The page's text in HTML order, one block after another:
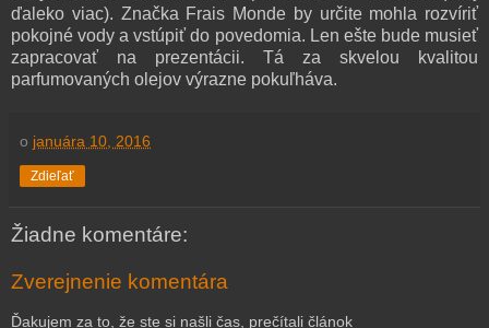
ďaleko viac). Značka Frais Monde by určite mohla rozvíriť
pokojné vody a vstúpiť do povedomia. Len ešte bude musieť
zapracovať na prezentácii. Tá za skvelou kvalitou
parfumovaných olejov výrazne pokuľháva.
o januára 10, 2016
Zdieľať
Žiadne komentáre:
Zverejnenie komentára
Ďakujem za to, že ste si našli čas, prečítali článok